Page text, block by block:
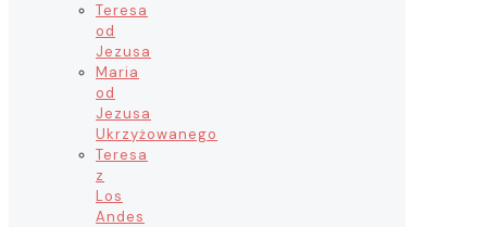
Teresa
od
Jezusa
Maria
od
Jezusa
Ukrzyżowanego
Teresa
z
Los
Andes